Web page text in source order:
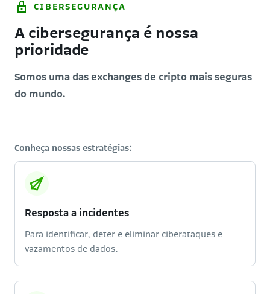
CIBERSEGURANÇA
A cibersegurança é nossa
prioridade
Somos uma das exchanges de cripto mais seguras
do mundo.
Conheça nossas estratégias:
Resposta a incidentes
Para identificar, deter e eliminar ciberataques e
vazamentos de dados.